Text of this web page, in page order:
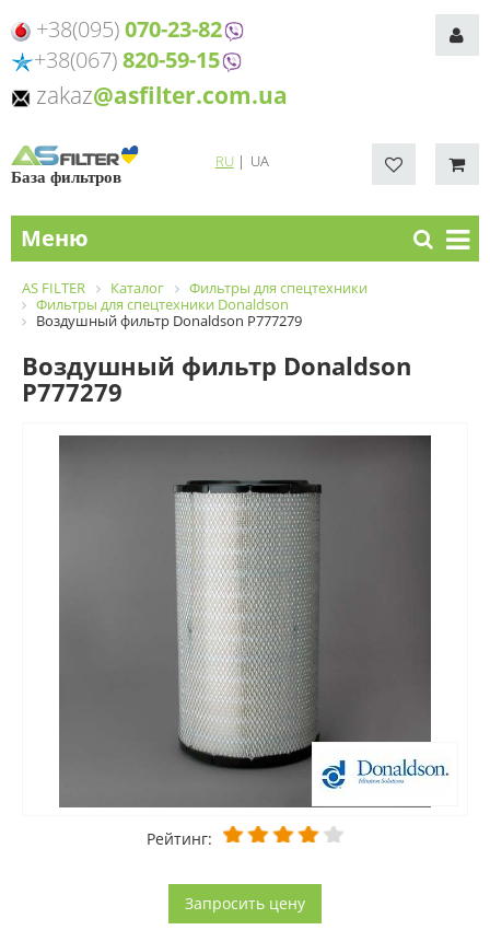
+38(095)070-23-82
+38(067)820-59-15
zakaz@asfilter.com.ua
База фильтров
RU| UA
Меню
AS FILTER Каталог
Фильтры для спецтехники
Фильтры для спецтехники Donaldson
Воздушный фильтр Donaldson P777279
Воздушный фильтр Donaldson
P777279
Рейтинг:
Запросить цену